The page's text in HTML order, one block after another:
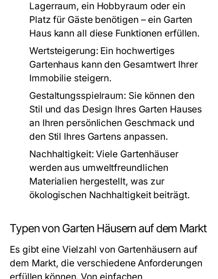
Lagerraum, ein Hobbyraum oder ein
Platz für Gäste benötigen – ein Garten
Haus kann all diese Funktionen erfüllen.
Wertsteigerung: Ein hochwertiges
Gartenhaus kann den Gesamtwert Ihrer
Immobilie steigern.
Gestaltungsspielraum: Sie können den
Stil und das Design Ihres Garten Hauses
an Ihren persönlichen Geschmack und
den Stil Ihres Gartens anpassen.
Nachhaltigkeit: Viele Gartenhäuser
werden aus umweltfreundlichen
Materialien hergestellt, was zur
ökologischen Nachhaltigkeit beiträgt.
Typen von Garten Häusern auf dem Markt
Es gibt eine Vielzahl von Gartenhäusern auf
dem Markt, die verschiedene Anforderungen